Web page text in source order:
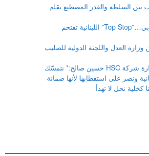
بين السلطة والقدر المصطنع بقلم
من بيروت إلى دبي…”Top Stop” اللبنانية تقتحم
وزارة العدل واللجنة الدولية للصليب
رئيس مجلس إدارة شركة HSC حسين صالح:* نتمسّك
ونصر على استقطابها لأنها ضمانة
كخلية نحل لا تهدأ